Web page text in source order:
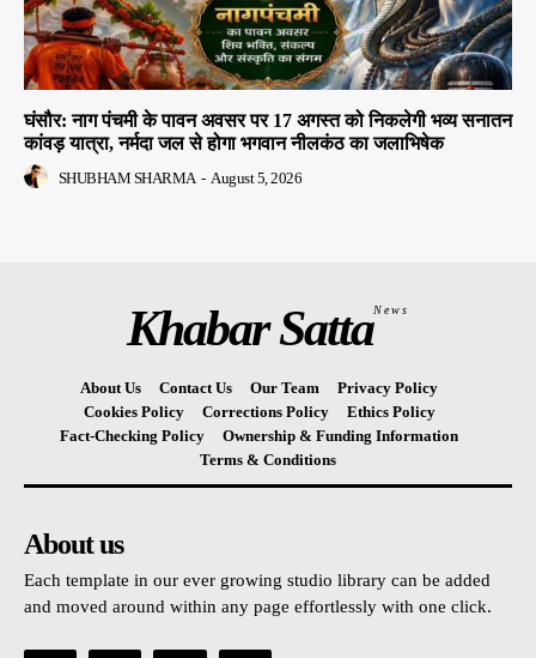
घंसौर: नाग पंचमी के पावन अवसर पर 17 अगस्त को निकलेगी भव्य सनातन
कांवड़ यात्रा, नर्मदा जल से होगा भगवान नीलकंठ का जलाभिषेक
SHUBHAM SHARMA - August 5, 2026
Khabar SattaNews
About Us Contact Us Our Team
Privacy Policy
Cookies Policy
Corrections Policy
Ethics Policy
Fact-Checking Policy
Ownership & Funding Information
Terms & Conditions
About us
Each template in our ever growing studio library can be added
and moved around within any page effortlessly with one click.